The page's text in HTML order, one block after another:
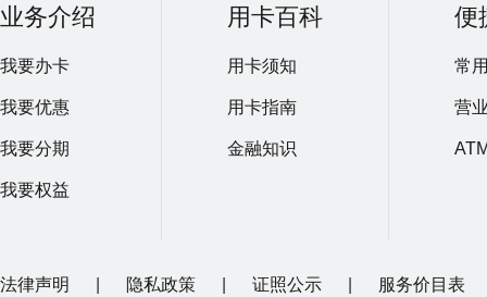
业务介绍
我要办卡
我要优惠
我要分期
我要权益
用卡百科
用卡须知
用卡指南
金融知识
便
常
营
法律声明 隐私政策 证照公示 服务价目表